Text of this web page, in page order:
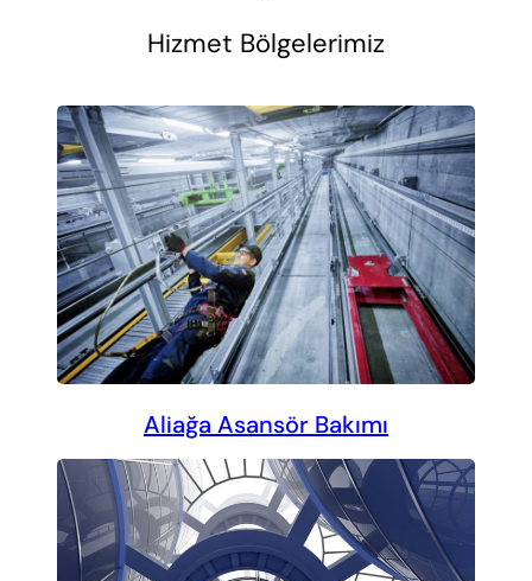
Hizmet Bölgelerimiz
Aliağa Asansör Bakımı